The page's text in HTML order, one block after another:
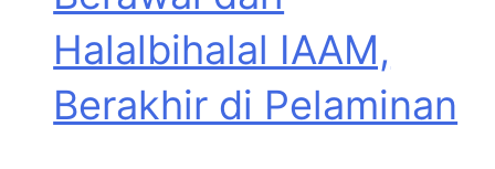
Halalbihalal IAAM,
Berakhir di Pelaminan